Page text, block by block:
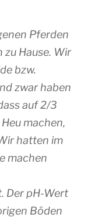
Pferden
zu Hause. Wir
bzw.
zwar haben
auf 2/3
machen,
hatten im
machen
Der pH-Wert
Böden